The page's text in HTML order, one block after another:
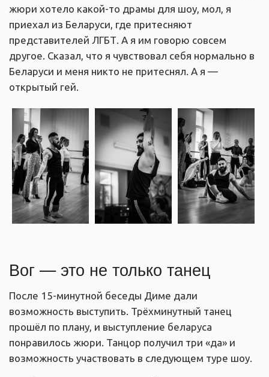
жюри хотело какой-то драмы для шоу, мол, я
приехал из Беларуси, где притесняют
представителей ЛГБТ. А я им говорю совсем
другое. Сказал, что я чувствовал себя нормально в
Беларуси и меня никто не притеснял. А я —
открытый гей.
Вог — это не только танец
После 15-минутной беседы Диме дали
возможность выступить. Трёхминутный танец
прошёл по плану, и выступление беларуса
понравилось жюри. Танцор получил три «да» и
возможность участвовать в следующем туре шоу.